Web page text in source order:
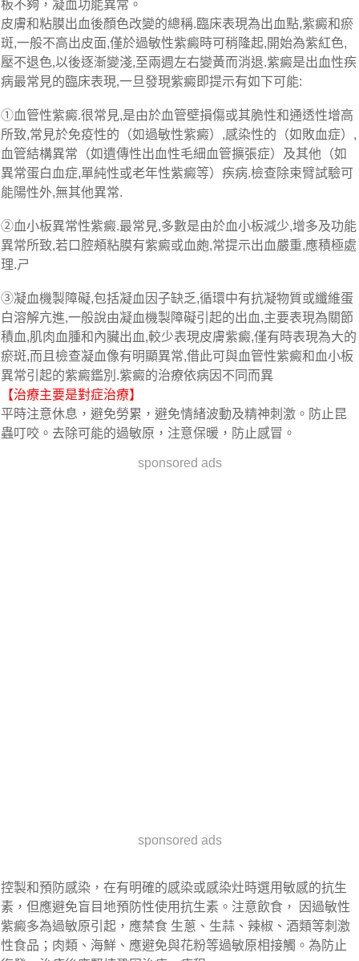
板不夠，凝血功能異常。
皮膚和粘膜出血後顏色改變的總稱.臨床表現為出血點,紫癜和瘀
斑,一般不高出皮面,僅於過敏性紫癜時可稍隆起,開始為紫紅色,
壓不退色,以後逐漸變淺,至兩週左右變黃而消退.紫癜是出血性疾
病最常見的臨床表現,一旦發現紫癜即提示有如下可能:
①血管性紫癜.很常見,是由於血管壁損傷或其脆性和通透性增高
所致,常見於免疫性的（如過敏性紫癜）,感染性的（如敗血症）,
血管結構異常（如遺傳性出血性毛細血管擴張症）及其他（如
異常蛋白血症,單純性或老年性紫癜等）疾病.檢查除束臂試驗可
能陽性外,無其他異常.
②血小板異常性紫癜.最常見,多數是由於血小板減少,增多及功能
異常所致,若口腔頰粘膜有紫癜或血皰,常提示出血嚴重,應積極處
理.ㄕ
③凝血機製障礙,包括凝血因子缺乏,循環中有抗凝物質或纖維蛋
白溶解亢進,一般說由凝血機製障礙引起的出血,主要表現為關節
積血,肌肉血腫和內臟出血,較少表現皮膚紫癜,僅有時表現為大的
瘀斑,而且檢查凝血像有明顯異常,借此可與血管性紫癜和血小板
異常引起的紫癜鑑別.紫癜的治療依病因不同而異
【治療主要是對症治療】
平時注意休息，避免勞累，避免情緒波動及精神刺激。防止昆
蟲叮咬。去除可能的過敏原，注意保暖，防止感冒。
sponsored ads
sponsored ads
控製和預防感染，在有明確的感染或感染灶時選用敏感的抗生
素，但應避免盲目地預防性使用抗生素。注意飲食， 因過敏性
紫癜多為過敏原引起，應禁食 生蔥、生蒜、辣椒、酒類等刺激
性食品；肉類、海鮮、應避免與花粉等過敏原相接觸。為防止